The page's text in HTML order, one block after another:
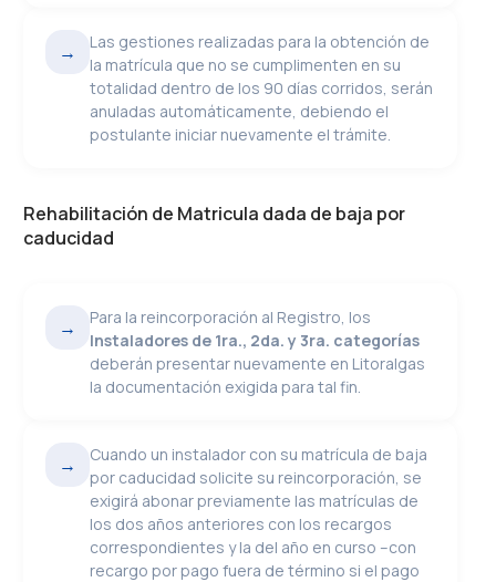
→
Las gestiones realizadas para la obtención de
la matrícula que no se cumplimenten en su
totalidad dentro de los 90 días corridos, serán
anuladas automáticamente, debiendo el
postulante iniciar nuevamente el trámite.
Rehabilitación de Matricula dada de baja por
caducidad
→
Para la reincorporación al Registro, los
Instaladores de 1ra., 2da. y 3ra. categorías
deberán presentar nuevamente en Litoralgas
la documentación exigida para tal fin.
→
Cuando un instalador con su matrícula de baja
por caducidad solicite su reincorporación, se
exigirá abonar previamente las matrículas de
los dos años anteriores con los recargos
correspondientes y la del año en curso –con
recargo por pago fuera de término si el pago